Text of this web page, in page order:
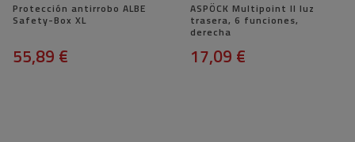
Protección antirrobo ALBE
Safety-Box XL
55,89 €
ASPÖCK Multipoint II luz
trasera, 6 funciones,
derecha
17,09 €